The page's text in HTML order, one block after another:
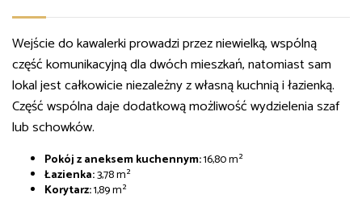
Wejście do kawalerki prowadzi przez niewielką, wspólną
część komunikacyjną dla dwóch mieszkań, natomiast sam
lokal jest całkowicie niezależny z własną kuchnią i łazienką.
Część wspólna daje dodatkową możliwość wydzielenia szaf
lub schowków.
Pokój z aneksem kuchennym:16,80 m²
Łazienka:3,78 m²
Korytarz:1,89 m²